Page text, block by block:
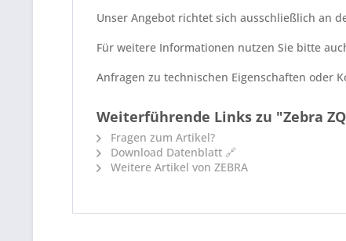
Unser Angebot richtet sich ausschließlich an
Für weitere Informationen nutzen Sie bitte
Anfragen zu technischen Eigenschaften oder
Weiterführende Links zu "Zebra
Fragen zum Artikel?
Download Datenblatt 🔗
Weitere Artikel von ZEBRA